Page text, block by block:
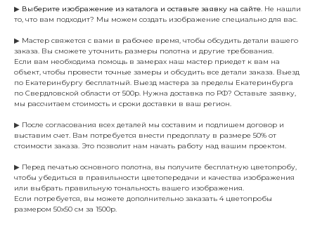
▶ Выберите изображение из каталога и оставьте заявку на сайте. Не нашли
то, что вам подходит? Мы можем создать изображение специально для вас.
▶ Мастер свяжется с вами в рабочее время, чтобы обсудить детали вашего
заказа. Вы сможете уточнить размеры полотна и другие требования.
Если вам необходима помощь в замерах наш мастер приедет к вам на
объект, чтобы провести точные замеры и обсудить все детали заказа. Выезд
по Екатеринбургу бесплатный. Выезд мастера за пределы Екатеринбурга
по Свердловской области от 500р. Нужна доставка по РФ? Оставьте заявку,
мы рассчитаем стоимость и сроки доставки в ваш регион.
▶ После согласования всех деталей мы составим и подпишем договор и
выставим счет. Вам потребуется внести предоплату в размере 50% от
стоимости заказа. Это позволит нам начать работу над вашим проектом.
▶ Перед печатью основного полотна, вы получите бесплатную цветопробу,
чтобы убедиться в правильности цветопередачи и качества изображения
или выбрать правильную тональность вашего изображения.
Если потребуется, вы можете дополнительно заказать 4 цветопробы
размером 50х50 см за 1500р.